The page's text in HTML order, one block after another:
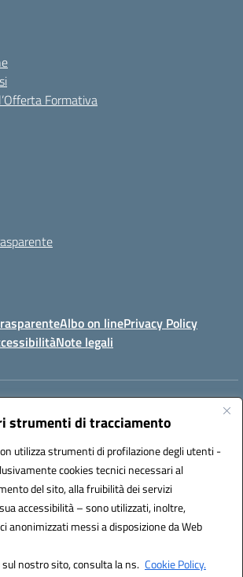
strumenti di tracciamento
utilizza strumenti di profilazione degli utenti -
cookies tecnici necessari al
del sito, alla fruibilità dei servizi
accessibilità – sono utilizzati, inoltre,
messi a disposizione da Web
sul nostro sito, consulta la ns. Cookie Policy.
Formativa
Albo on linePrivacy Policy
Note legali
Email:caic875002@istruzione.it
CAIC875002
(CUF): UFVRG0
& Powered by 3D Solution S.r.l.